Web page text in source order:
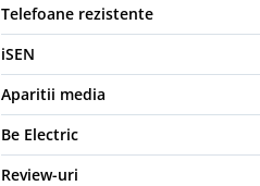
Telefoane rezistente
iSEN
Aparitii media
Be Electric
Review-uri